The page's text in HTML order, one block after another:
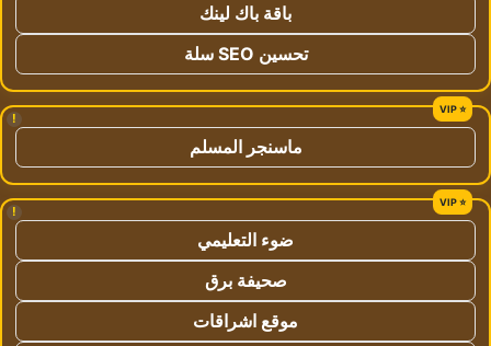
باقة باك لينك
تحسين SEO سلة
!
ماسنجر المسلم
!
ضوء التعليمي
صحيفة برق
موقع اشراقات